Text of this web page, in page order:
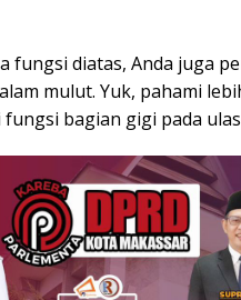
fungsi diatas, Anda juga
mulut. Yuk, pahami
bagian gigi pada